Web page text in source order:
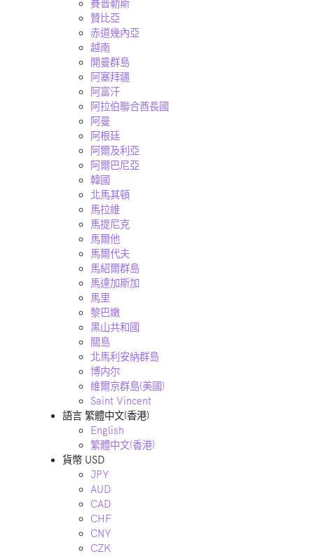
賽普勒斯
贊比亞
赤道幾內亞
越南
開曼群島
阿塞拜疆
阿富汗
阿拉伯聯合酋長國
阿曼
阿根廷
阿爾及利亞
阿爾巴尼亞
韓國
北馬其頓
馬拉維
馬提尼克
馬爾他
馬爾代夫
馬紹爾群島
馬達加斯加
馬里
黎巴嫩
黑山共和國
關島
北馬利安納群島
博内尔
維爾京群島(美國)
Saint Vincent
語言 繁體中文(香港)
English
繁體中文(香港)
貨幣 USD
JPY
AUD
CAD
CHF
CNY
CZK